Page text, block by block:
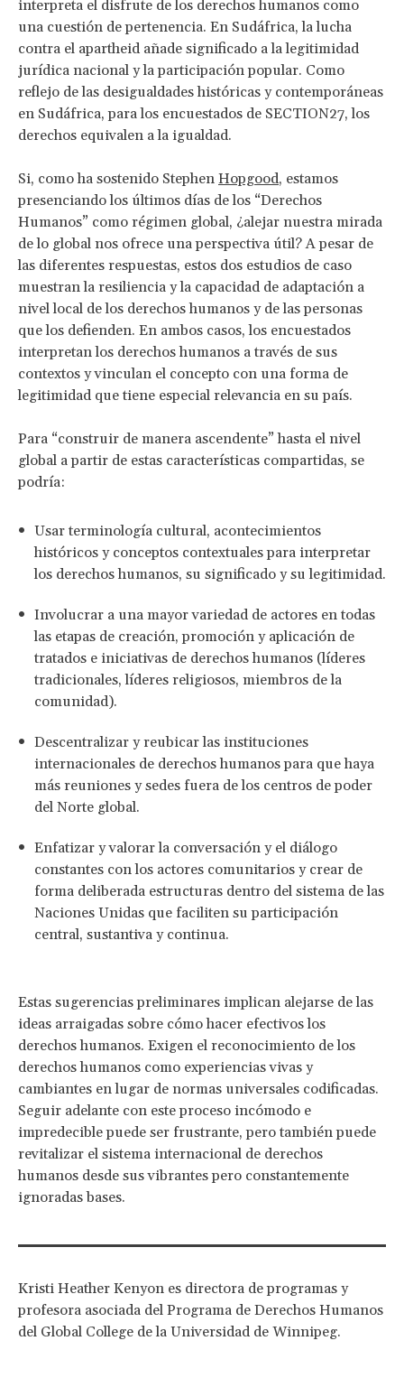
interpreta el disfrute de los derechos humanos como
una cuestión de pertenencia. En Sudáfrica, la lucha
contra el apartheid añade significado a la legitimidad
jurídica nacional y la participación popular. Como
reflejo de las desigualdades históricas y contemporáneas
en Sudáfrica, para los encuestados de SECTION27, los
derechos equivalen a la igualdad.
Si, como ha sostenido Stephen Hopgood, estamos
presenciando los últimos días de los “Derechos
Humanos” como régimen global, ¿alejar nuestra mirada
de lo global nos ofrece una perspectiva útil? A pesar de
las diferentes respuestas, estos dos estudios de caso
muestran la resiliencia y la capacidad de adaptación a
nivel local de los derechos humanos y de las personas
que los defienden. En ambos casos, los encuestados
interpretan los derechos humanos a través de sus
contextos y vinculan el concepto con una forma de
legitimidad que tiene especial relevancia en su país.
Para “construir de manera ascendente” hasta el nivel
global a partir de estas características compartidas, se
podría:
Usar terminología cultural, acontecimientos
históricos y conceptos contextuales para interpretar
los derechos humanos, su significado y su legitimidad.
Involucrar a una mayor variedad de actores en todas
las etapas de creación, promoción y aplicación de
tratados e iniciativas de derechos humanos (líderes
tradicionales, líderes religiosos, miembros de la
comunidad).
Descentralizar y reubicar las instituciones
internacionales de derechos humanos para que haya
más reuniones y sedes fuera de los centros de poder
del Norte global.
Enfatizar y valorar la conversación y el diálogo
constantes con los actores comunitarios y crear de
forma deliberada estructuras dentro del sistema de las
Naciones Unidas que faciliten su participación
central, sustantiva y continua.
Estas sugerencias preliminares implican alejarse de las
ideas arraigadas sobre cómo hacer efectivos los
derechos humanos. Exigen el reconocimiento de los
derechos humanos como experiencias vivas y
cambiantes en lugar de normas universales codificadas.
Seguir adelante con este proceso incómodo e
impredecible puede ser frustrante, pero también puede
revitalizar el sistema internacional de derechos
humanos desde sus vibrantes pero constantemente
ignoradas bases.
Kristi Heather Kenyon es directora de programas y
profesora asociada del Programa de Derechos Humanos
del Global College de la Universidad de Winnipeg.